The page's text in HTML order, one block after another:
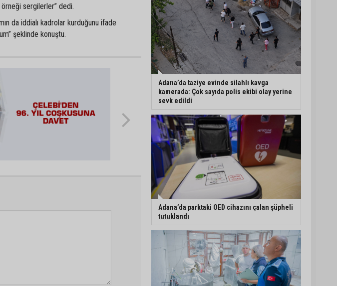
sergilerler” dedi.
da iddialı kadrolar kurduğunu ifade
şeklinde konuştu.
Mustafa Özkan: "Yüreğir
Belediye Başkan Vekilliği
seçimine ilişkin hukuki
süreç başlatıldı"
Adana’da taziye evinde silahlı kavga
kamerada: Çok sayıda polis ekibi olay yerine
sevk edildi
Adana’da parktaki OED cihazını çalan şüpheli
tutuklandı